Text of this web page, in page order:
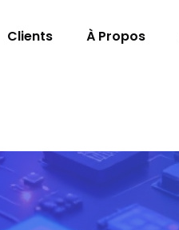
Clients À Propos